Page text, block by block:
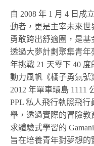
自 2008年 1 月4 日成
動者，更是主宰未來世
勇敢跨出舒適圈，是
透過大夢計劃聚集青
年挑戰 21 天零下40 度
動力風帆《橘子勇氣號
2012年單車環島 1111
PPL私人飛行執照飛行
舉，透過實際的冒險
求體驗式學習的
旨在培養青年對夢想